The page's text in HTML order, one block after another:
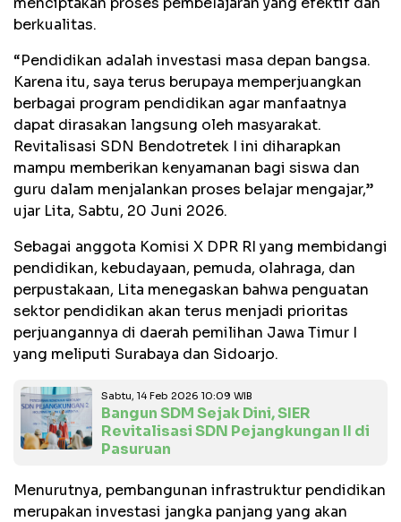
berkualitas.
“Pendidikan adalah investasi masa depan bangsa.
Karena itu, saya terus berupaya memperjuangkan
berbagai program pendidikan agar manfaatnya
dapat dirasakan langsung oleh masyarakat.
Revitalisasi SDN Bendotretek I ini diharapkan
mampu memberikan kenyamanan bagi siswa dan
guru dalam menjalankan proses belajar mengajar,”
ujar Lita, Sabtu, 20 Juni 2026.
Sebagai anggota Komisi X DPR RI yang membidangi
pendidikan, kebudayaan, pemuda, olahraga, dan
perpustakaan, Lita menegaskan bahwa penguatan
sektor pendidikan akan terus menjadi prioritas
perjuangannya di daerah pemilihan Jawa Timur I
yang meliputi Surabaya dan Sidoarjo.
Sabtu, 14 Feb 2026 10:09 WIB
Bangun SDM Sejak Dini, SIER
Revitalisasi SDN Pejangkungan II di
Pasuruan
Menurutnya, pembangunan infrastruktur pendidikan
merupakan investasi jangka panjang yang akan